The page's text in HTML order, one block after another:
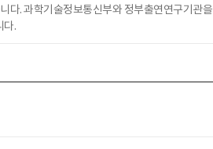
다. 과학기술정보통신부와 정부출연연구기관을
다.